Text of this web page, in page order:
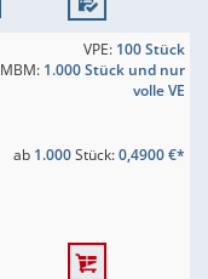
VPE: 100 Stück
MBM: 1.000 Stück und nur
volle VE
ab 1.000Stück:0,4900 €*